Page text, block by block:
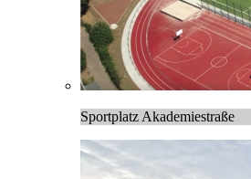
Sportplatz Akademiestraße